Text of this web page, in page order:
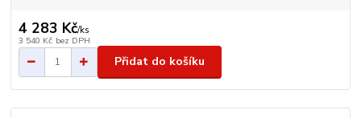
4 283 Kč/ks
3 540 Kč bez DPH
Přidat do košíku